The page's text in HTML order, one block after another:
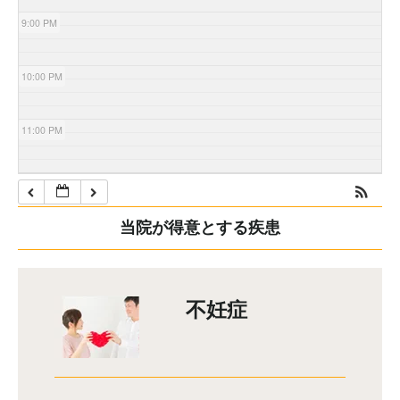
9:00 PM
10:00 PM
11:00 PM
当院が得意とする疾患
不妊症